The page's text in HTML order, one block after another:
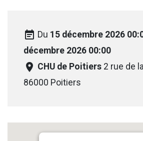
event_note Du 15 décembre 2026
décembre 2026 00:00
room CHU de Poitiers 2 rue de
86000 Poitiers